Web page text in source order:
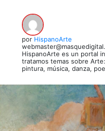
por HispanoArte
HispanoArte es un portal
tratamos temas sobre
pintura, música, danza,